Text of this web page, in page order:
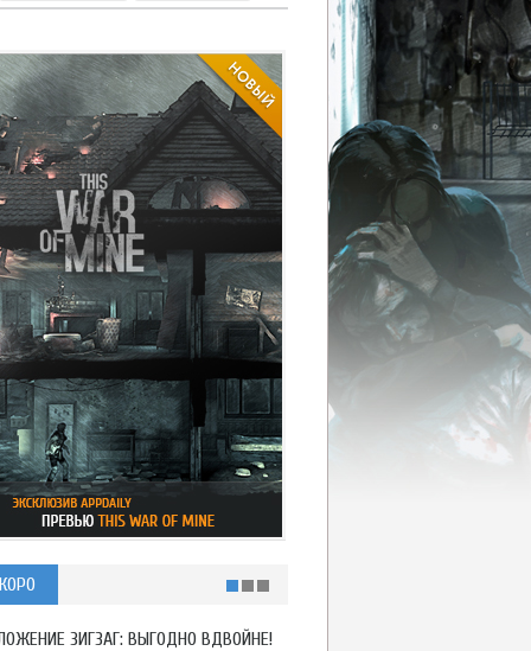
ЗИГЗАГ: ВЫГОДНО ВДВОЙНЕ!